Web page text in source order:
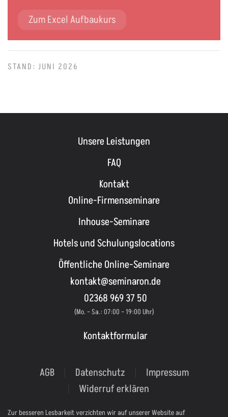
Zum Excel Aufbaukurs
STAND: JUNI 2026
Unsere Leistungen
FAQ
Kontakt
Online-Firmenseminare
Inhouse-Seminare
Hotels und Schulungslocations
Öffentliche Online-Seminare
kontakt@seminaron.de
02368 969 37 50
(Mo. – Sa.: 07:00 – 19:00 Uhr)
Kontaktformular
AGB Datenschutz
Impressum
Widerruf erklären
Zur besseren Lesbarkeit verzichten wir auf unserer Website auf